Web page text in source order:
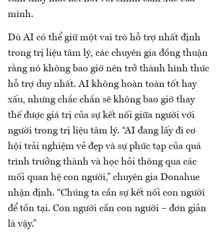
mình.
Dù AI có thể giữ một vai trò hỗ trợ nhất định
trong trị liệu tâm lý, các chuyên gia đồng thuận
rằng nó không bao giờ nên trở thành hình thức
hỗ trợ duy nhất. AI không hoàn toàn tốt hay
xấu, nhưng chắc chắn sẽ không bao giờ thay
thế được giá trị của sự kết nối giữa người với
người trong trị liệu tâm lý. “AI đang lấy đi cơ
hội trải nghiệm vẻ đẹp và sự phức tạp của quá
trình trưởng thành và học hỏi thông qua các
mối quan hệ con người,” chuyên gia Donahue
nhận định. “Chúng ta cần sự kết nối con người
để tồn tại. Con người cần con người – đơn giản
là vậy.”